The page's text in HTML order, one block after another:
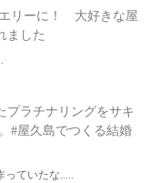
リーに！ 大好きな屋
ました
プラチナリングをサキ
#屋久島でつくる結婚
っていたな.....